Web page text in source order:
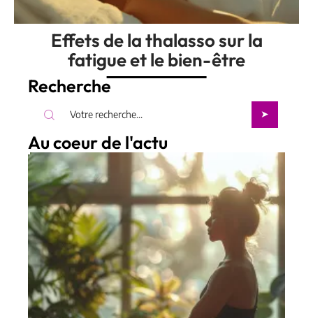
Effets de la thalasso sur la
fatigue et le bien-être
Recherche
Au coeur de l'actu